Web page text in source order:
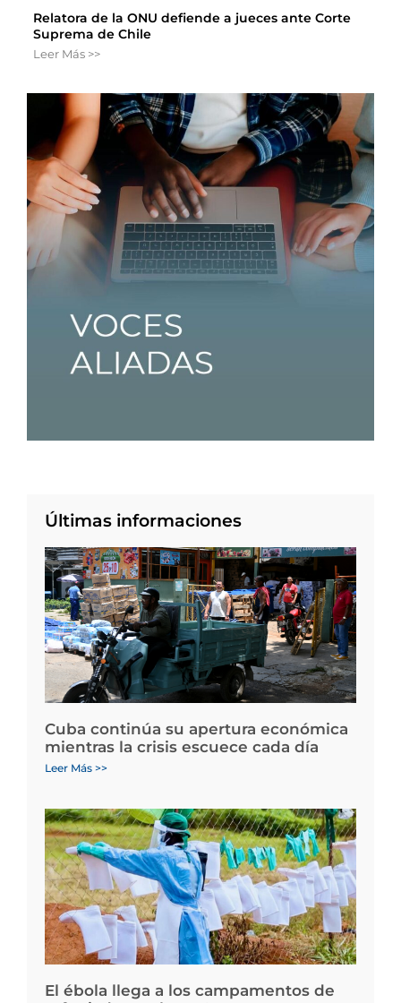
Relatora de la ONU defiende a jueces ante Corte
Suprema de Chile
Leer Más >>
Últimas informaciones
Cuba continúa su apertura económica
mientras la crisis escuece cada día
Leer Más >>
El ébola llega a los campamentos de